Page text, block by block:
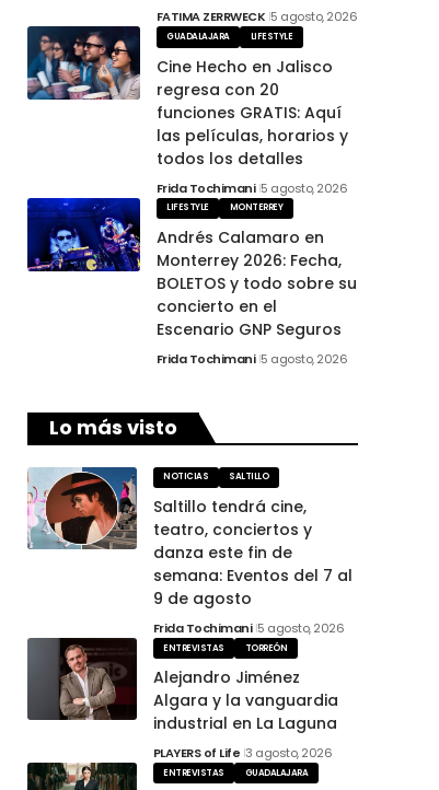
FATIMA ZERRWECK 5 agosto, 2026
GUADALAJARA LIFESTYLE
Cine Hecho en Jalisco
regresa con 20
funciones GRATIS: Aquí
las películas, horarios y
todos los detalles
Frida Tochimani 5 agosto, 2026
LIFESTYLE MONTERREY
Andrés Calamaro en
Monterrey 2026: Fecha,
BOLETOS y todo sobre su
concierto en el
Escenario GNP Seguros
Frida Tochimani 5 agosto, 2026
Lo más visto
NOTICIAS SALTILLO
Saltillo tendrá cine,
teatro, conciertos y
danza este fin de
semana: Eventos del 7 al
9 de agosto
Frida Tochimani 5 agosto, 2026
ENTREVISTAS TORREÓN
Alejandro Jiménez
Algara y la vanguardia
industrial en La Laguna
PLAYERS of Life 3 agosto, 2026
ENTREVISTAS GUADALAJARA